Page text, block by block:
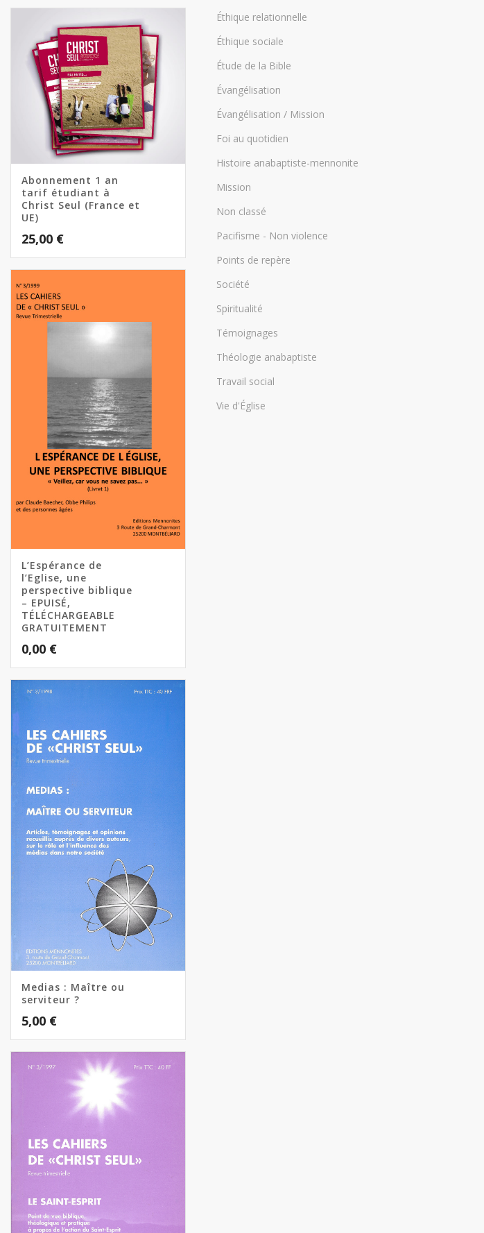
Abonnement 1 an
tarif étudiant à
Christ Seul (France et
UE)
25,00 €
L’Espérance de
l’Eglise, une
perspective biblique
– EPUISÉ,
TÉLÉCHARGEABLE
GRATUITEMENT
0,00 €
Medias : Maître ou
serviteur ?
5,00 €
Éthique relationnelle
Éthique sociale
Étude de la Bible
Évangélisation
Évangélisation / Mission
Foi au quotidien
Histoire anabaptiste-mennonite
Mission
Non classé
Pacifisme - Non violence
Points de repère
Société
Spiritualité
Témoignages
Théologie anabaptiste
Travail social
Vie d'Église